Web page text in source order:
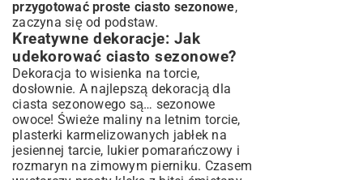
przygotować proste ciasto sezonowe,
zaczyna się od podstaw.
Kreatywne dekoracje: Jak
udekorować ciasto sezonowe?
Dekoracja to wisienka na torcie,
dosłownie. A najlepszą dekoracją dla
ciasta sezonowego są… sezonowe
owoce! Świeże maliny na letnim torcie,
plasterki karmelizowanych jabłek na
jesiennej tarcie, lukier pomarańczowy i
rozmaryn na zimowym pierniku. Czasem